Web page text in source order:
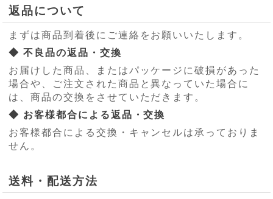
返品について
まずは商品到着後にご連絡をお願いいたします。
◆ 不良品の返品・交換
お届けした商品、またはパッケージに破損があった
場合や、ご注文された商品と異なっていた場合に
は、商品の交換をさせていただきます。
◆ お客様都合による返品・交換
お客様都合による交換・キャンセルは承っておりま
せん。
送料・配送方法